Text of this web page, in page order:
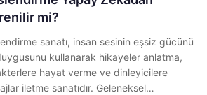
mi?
sanatı, insan sesinin eşsiz gücünü
kullanarak hikayeler anlatma,
hayat verme ve dinleyicilere
iletme sanatıdır. Geleneksel…